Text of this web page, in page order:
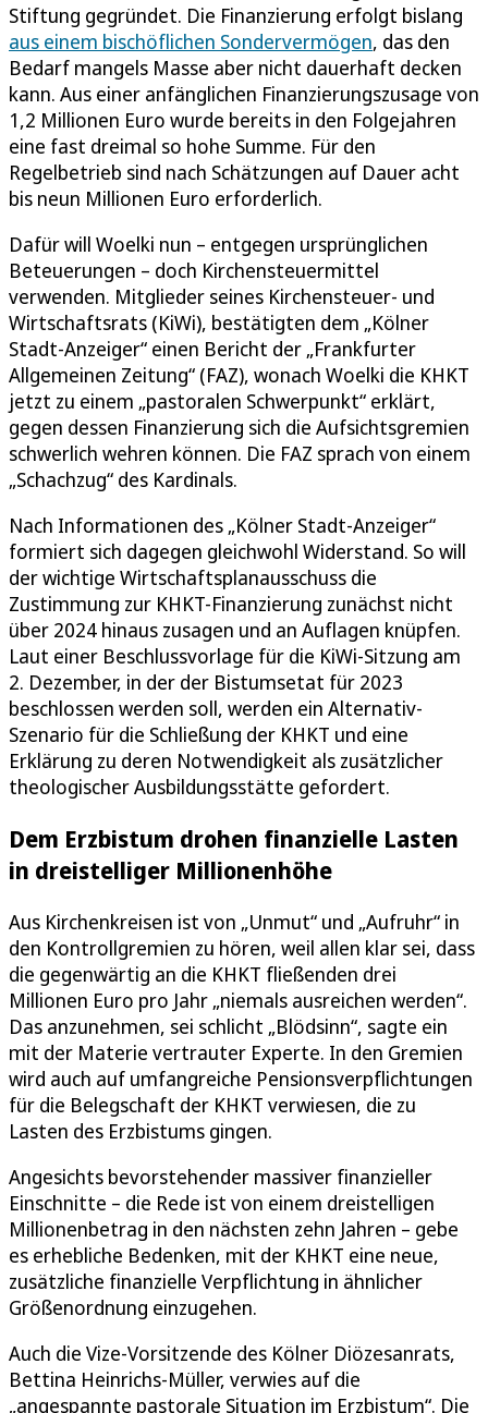
Stiftung gegründet. Die Finanzierung erfolgt bislang
aus einem bischöflichen Sondervermögen, das den
Bedarf mangels Masse aber nicht dauerhaft decken
kann. Aus einer anfänglichen Finanzierungszusage von
1,2 Millionen Euro wurde bereits in den Folgejahren
eine fast dreimal so hohe Summe. Für den
Regelbetrieb sind nach Schätzungen auf Dauer acht
bis neun Millionen Euro erforderlich.
Dafür will Woelki nun – entgegen ursprünglichen
Beteuerungen – doch Kirchensteuermittel
verwenden. Mitglieder seines Kirchensteuer- und
Wirtschaftsrats (KiWi), bestätigten dem „Kölner
Stadt-Anzeiger“ einen Bericht der „Frankfurter
Allgemeinen Zeitung“ (FAZ), wonach Woelki die KHKT
jetzt zu einem „pastoralen Schwerpunkt“ erklärt,
gegen dessen Finanzierung sich die Aufsichtsgremien
schwerlich wehren können. Die FAZ sprach von einem
„Schachzug“ des Kardinals.
Nach Informationen des „Kölner Stadt-Anzeiger“
formiert sich dagegen gleichwohl Widerstand. So will
der wichtige Wirtschaftsplanausschuss die
Zustimmung zur KHKT-Finanzierung zunächst nicht
über 2024 hinaus zusagen und an Auflagen knüpfen.
Laut einer Beschlussvorlage für die KiWi-Sitzung am
2. Dezember, in der der Bistumsetat für 2023
beschlossen werden soll, werden ein Alternativ-
Szenario für die Schließung der KHKT und eine
Erklärung zu deren Notwendigkeit als zusätzlicher
theologischer Ausbildungsstätte gefordert.
Dem Erzbistum drohen finanzielle Lasten
in dreistelliger Millionenhöhe
Aus Kirchenkreisen ist von „Unmut“ und „Aufruhr“ in
den Kontrollgremien zu hören, weil allen klar sei, dass
die gegenwärtig an die KHKT fließenden drei
Millionen Euro pro Jahr „niemals ausreichen werden“.
Das anzunehmen, sei schlicht „Blödsinn“, sagte ein
mit der Materie vertrauter Experte. In den Gremien
wird auch auf umfangreiche Pensionsverpflichtungen
für die Belegschaft der KHKT verwiesen, die zu
Lasten des Erzbistums gingen.
Angesichts bevorstehender massiver finanzieller
Einschnitte – die Rede ist von einem dreistelligen
Millionenbetrag in den nächsten zehn Jahren – gebe
es erhebliche Bedenken, mit der KHKT eine neue,
zusätzliche finanzielle Verpflichtung in ähnlicher
Größenordnung einzugehen.
Auch die Vize-Vorsitzende des Kölner Diözesanrats,
Bettina Heinrichs-Müller, verwies auf die
„angespannte pastorale Situation im Erzbistum“. Die